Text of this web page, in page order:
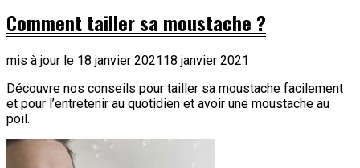
Comment tailler sa moustache ?
mis à jour le 18 janvier 202118 janvier 2021
Découvre nos conseils pour tailler sa moustache facilement
et pour l’entretenir au quotidien et avoir une moustache au
poil.